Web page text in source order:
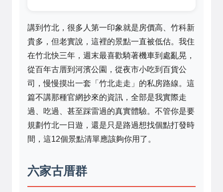
講到竹北，很多人第一印象就是房價高、竹科新
貴多，但老實說，這裡的景點一直被低估。我住
在竹北快三年，週末最喜歡騎著機車到處亂晃，
從百年古厝到河濱公園，從夜市小吃到百貨公
司，慢慢摸出一套「竹北走走」的私房路線。這
篇不講那種官網抄來的資訊，全部是我實際走
過、吃過、甚至踩雷過的真實體驗。不管你是要
規劃竹北一日遊，還是只是路過想找個點打發時
間，這12個景點清單應該夠你用了。
六家古厝群